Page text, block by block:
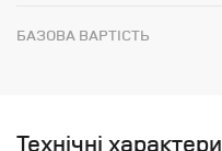
БАЗОВА ВАРТІСТЬ
Технічні